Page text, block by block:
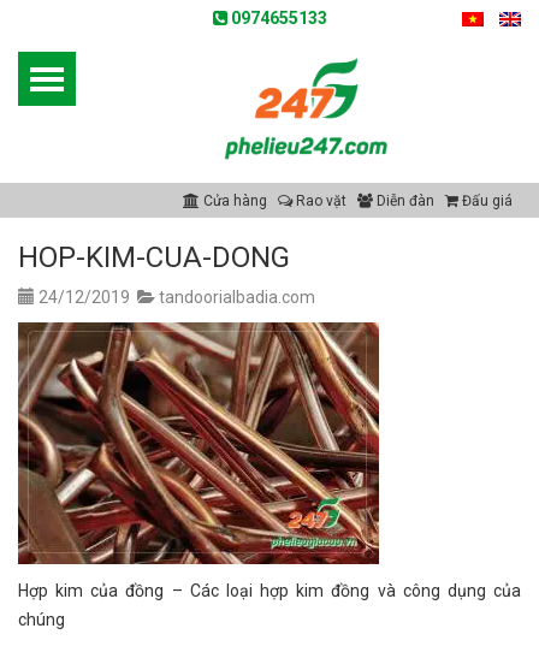
0974655133
Cửa hàng Rao vặt Diễn đàn Đấu giá
HOP-KIM-CUA-DONG
24/12/2019 tandoorialbadia.com
Hợp kim của đồng – Các loại hợp kim đồng và công dụng của
chúng